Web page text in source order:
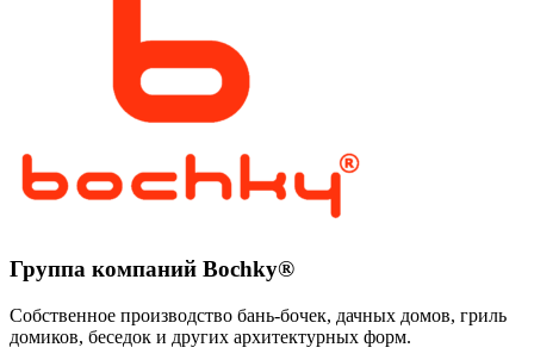
Группа компаний Bochky®
Собственное производство бань-бочек, дачных домов, гриль
домиков, беседок и других архитектурных форм.